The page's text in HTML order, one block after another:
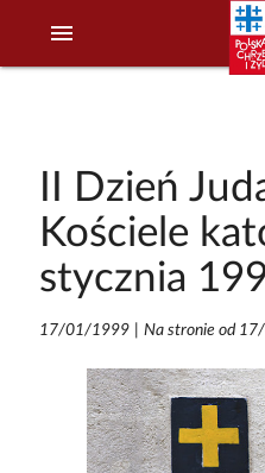
menu
II Dzień
Kościele
stycznia
17/01/1999| Na stronie od